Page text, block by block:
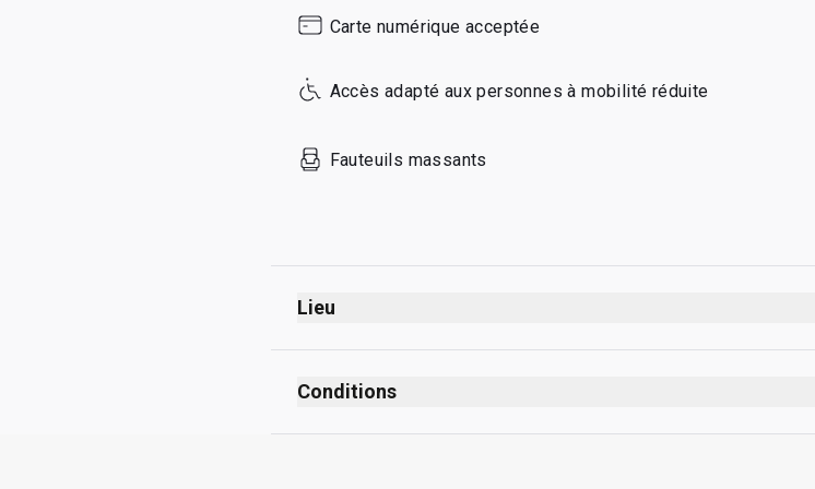
SundayCarte numérique acceptée
Accès adapté aux personnes à mobilité réduite
Fauteuils massants
Lieu
Départs
Avant les contrôles de sécurité
Conditions
Non fumeur ({numberTwo} compris vapotage)